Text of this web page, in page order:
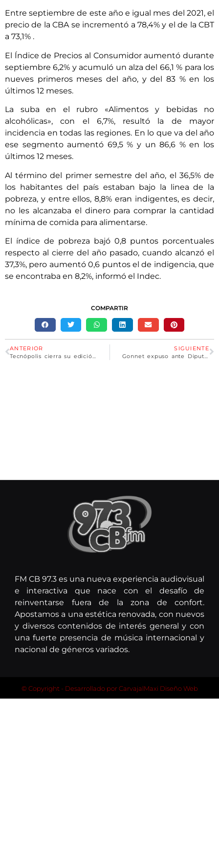
Entre septiembre de este año e igual mes del 2021, el
precio de la CBA se incrementó a 78,4% y el de la CBT
a 73,1% .
El Índice de Precios al Consumidor aumentó durante
septiembre 6,2% y acumuló un alza del 66,1 % para los
nueves primeros meses del año, y del 83 % en los
últimos 12 meses.
La suba en el rubro «Alimentos y bebidas no
alcohólicas», con el 6,7%, resultó la de mayor
incidencia en todas las regiones. En lo que va del año
ese segmento aumentó 69,5 % y un 86,6 % en los
últimos 12 meses.
Al término del primer semestre del año, el 36,5% de
los habitantes del país estaban bajo la linea de la
pobreza, y entre ellos, 8,8% eran indigentes, es decir,
no les alcanzaba el dinero para comprar la cantidad
mínima de comida para alimentarse.
El índice de pobreza bajó 0,8 puntos porcentuales
respecto al cierre del año pasado, cuando alcanzó el
37,3%, pero aumentó 0,6 puntos el de indigencia, que
se encontraba en 8,2%, informó el Indec.
COMPARTIR
ANTERIOR
Tecnópolis cierra su edición 2022 con música, ciencia y derechos humanos
SIGUIENTE
Gonnet expuso ante Diputados provinciales sobre políticas públicas ambientales
FM CB 97.3 es una nueva experiencia audiovisual
e interactiva que nace con el desafío de
reinventarse fuera de la zona de confort.
Apostamos a una estética renovada, con nuevos
y diversos contenidos de interés general y con
una fuerte presencia de música internacional y
nacional de géneros variados.
© Copyright - Desarrollado porCarvajalMaxi Diseño Web